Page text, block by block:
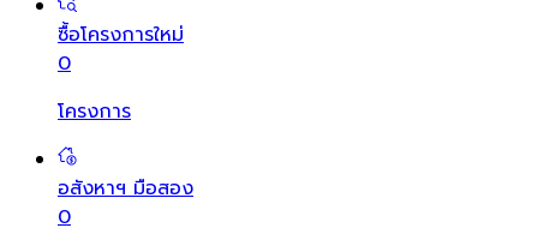
ซื้อโครงการใหม่
0
โครงการ
อสังหาฯ มือสอง
0